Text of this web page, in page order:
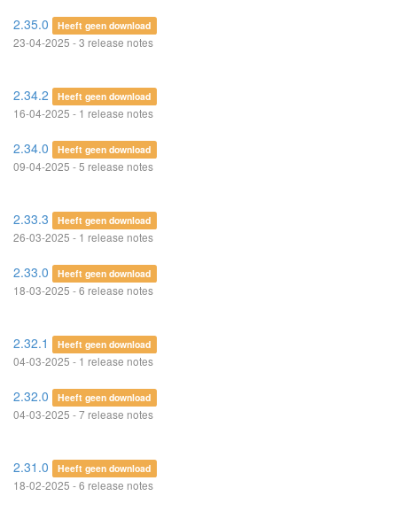
2.35.0 Heeft geen download
23-04-2025 - 3 release notes
2.34.2 Heeft geen download
16-04-2025 - 1 release notes
2.34.0 Heeft geen download
09-04-2025 - 5 release notes
2.33.3 Heeft geen download
26-03-2025 - 1 release notes
2.33.0 Heeft geen download
18-03-2025 - 6 release notes
2.32.1 Heeft geen download
04-03-2025 - 1 release notes
2.32.0 Heeft geen download
04-03-2025 - 7 release notes
2.31.0 Heeft geen download
18-02-2025 - 6 release notes